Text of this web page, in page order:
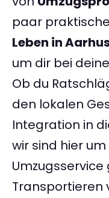
paar praktische
Leben in
um dir bei
Ob du
den lokalen
Integration in
wir sind hier
Transportieren